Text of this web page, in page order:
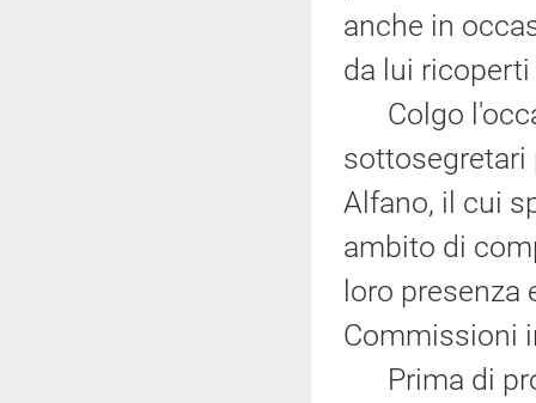
anche in
da lui
Colgo
sottosegretari
Alfano, il cui
ambito di
loro
Commissioni
Prima di